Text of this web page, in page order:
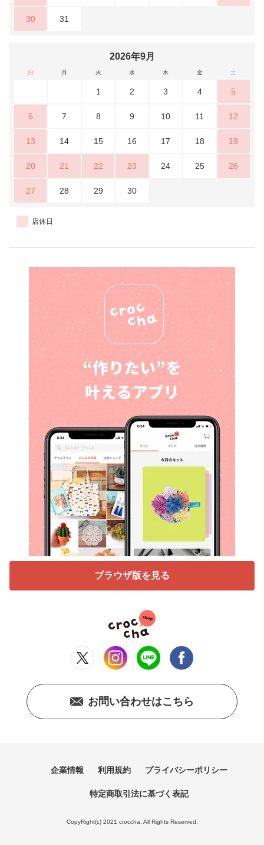
30 31
2026年9月
日 月 火 水 木 金 土
1 2 3 4 5
6 7 8 9 10 11 12
13 14 15 16 17 18 19
20 21 22 23 24 25 26
27 28 29 30
店休日
ブラウザ版を見る
お問い合わせはこちら
企業情報 利用規約 プライバシーポリシー
特定商取引法に基づく表記
CopyRight(c) 2021 croccha. All Rights Reserved.